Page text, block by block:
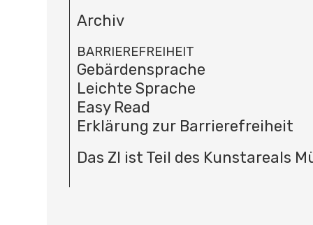
Archiv
BARRIEREFREIHEIT
Gebärdensprache
Leichte Sprache
Easy Read
Erklärung zur Barrierefreiheit
Das ZI ist Teil des Kunstareals